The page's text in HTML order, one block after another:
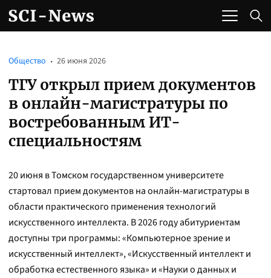
ТГУ открыл прием документов
в онлайн-магистратуры по
востребованным ИТ-
специальностям
Общество 26 июня 2026
20 июня в Томском государственном университете
стартовал прием документов на онлайн-магистратуры в
области практического применения технологий
искусственного интеллекта. В 2026 году абитуриентам
доступны три программы: «Компьютерное зрение и
искусственный интеллект», «Искусственный интеллект и
обработка естественного языка» и «Науки о данных и